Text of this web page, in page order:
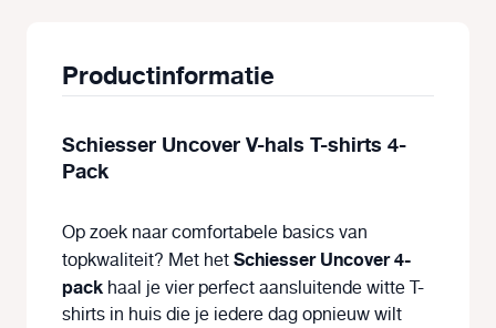
Productinformatie
Schiesser Uncover V-hals T-shirts 4-
Pack
Op zoek naar comfortabele basics van
topkwaliteit? Met hetSchiesser Uncover 4-
pack haal je vier perfect aansluitende witte T-
shirts in huis die je iedere dag opnieuw wilt